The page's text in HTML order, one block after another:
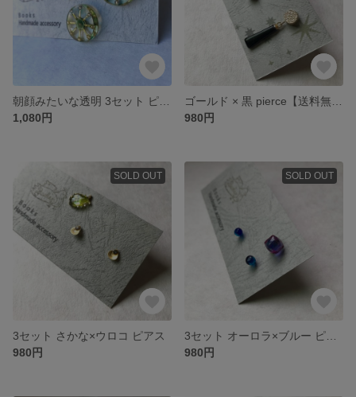
1,080円
980円
SOLD OUT
3セット さかな×ウロコ ピアス
980円
SOLD OUT
980円